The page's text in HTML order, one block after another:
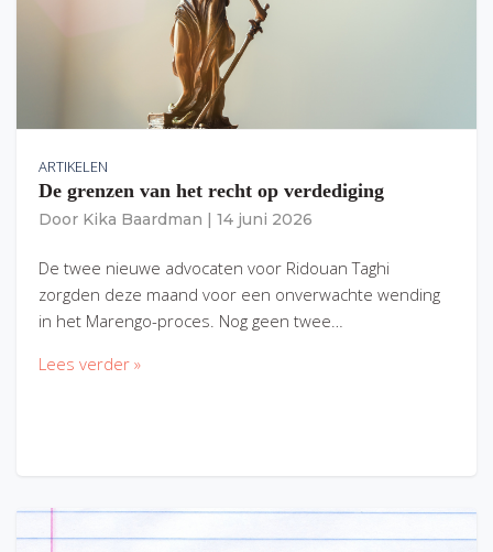
ARTIKELEN
De grenzen van het recht op verdediging
Door Kika Baardman 14 juni 2026
De twee nieuwe advocaten voor Ridouan Taghi
zorgden deze maand voor een onverwachte wending
in het Marengo-proces. Nog geen twee…
Lees verder »